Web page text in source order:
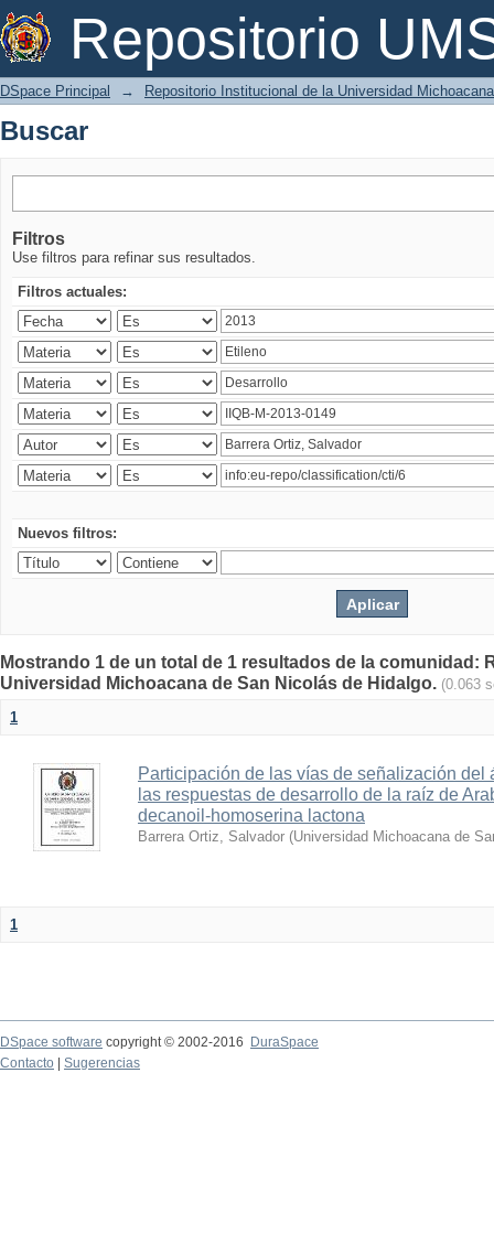
Repositorio
Buscar
DSpace Principal → Repositorio Institucional de la Universidad
Buscar
Filtros
Use filtros para refinar sus resultados.
Filtros actuales:
Nuevos filtros:
Mostrando 1 de un total de 1 resultados de la comunidad:
Universidad Michoacana de San Nicolás de Hidalgo. (0.063
1
Participación de las vías de señalización del
las respuestas de desarrollo de la raíz de
decanoil-homoserina lactona
Barrera Ortiz, Salvador (Universidad Michoacana de
1
DSpace software copyright © 2002-2016
DuraSpace
Contacto
Sugerencias